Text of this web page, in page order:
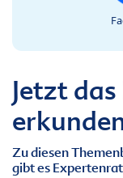
Jetzt
Zu diesen
gibt es